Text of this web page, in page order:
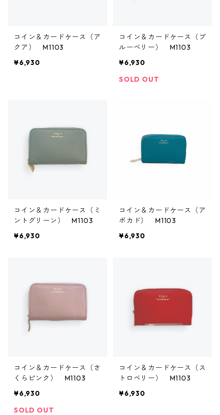
コイン＆カードケース（ア
クア） M1103
¥6,930
コイン＆カードケース（ブ
ルーベリー） M1103
¥6,930
SOLD OUT
コイン＆カードケース（ミ
ントグリーン） M1103
¥6,930
コイン＆カードケース（ア
ボカド） M1103
¥6,930
コイン＆カードケース（さ
くらピンク） M1103
¥6,930
SOLD OUT
コイン＆カードケース（ス
トロベリー） M1103
¥6,930